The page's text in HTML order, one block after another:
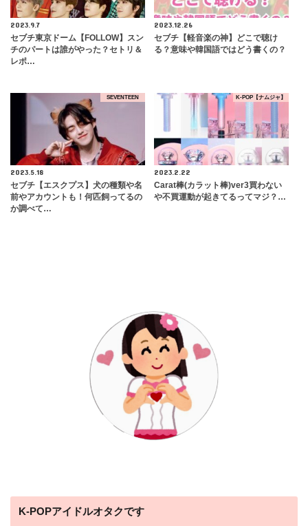
2023.9.7
セブチ東京ドーム【FOLLOW】スン
チのパートは誰がやった？セトリ＆
レポ…
2023.12.26
セブチ【軽音楽の神】どこで聴け
る？意味や韓国語ではどう書くの？
SEVENTEEN
2023.5.18
セブチ【エスクプス】犬の種類や名
前やアカウントも！何匹飼ってるの
か調べて…
K-POP【ナムジャ】
2023.2.22
Carat棒(カラット棒)ver3買わない
や不買運動が起きてるってマジ？…
K-POPアイドルオタクです